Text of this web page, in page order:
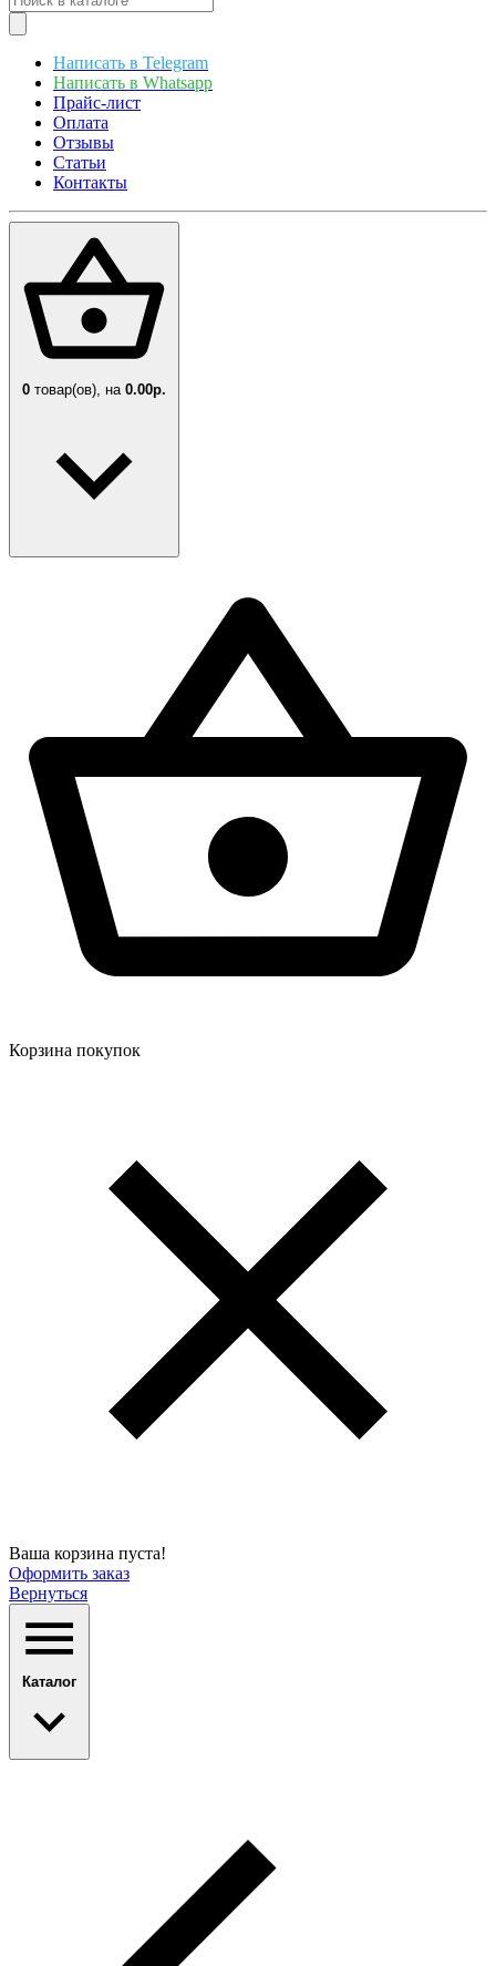
Написать в Telegram
Написать в Whatsapp
Прайс-лист
Оплата
Отзывы
Статьи
Контакты
0 товар(ов), на 0.00р.
Корзина покупок
Ваша корзина пуста!
Оформить заказ
Вернуться
Каталог